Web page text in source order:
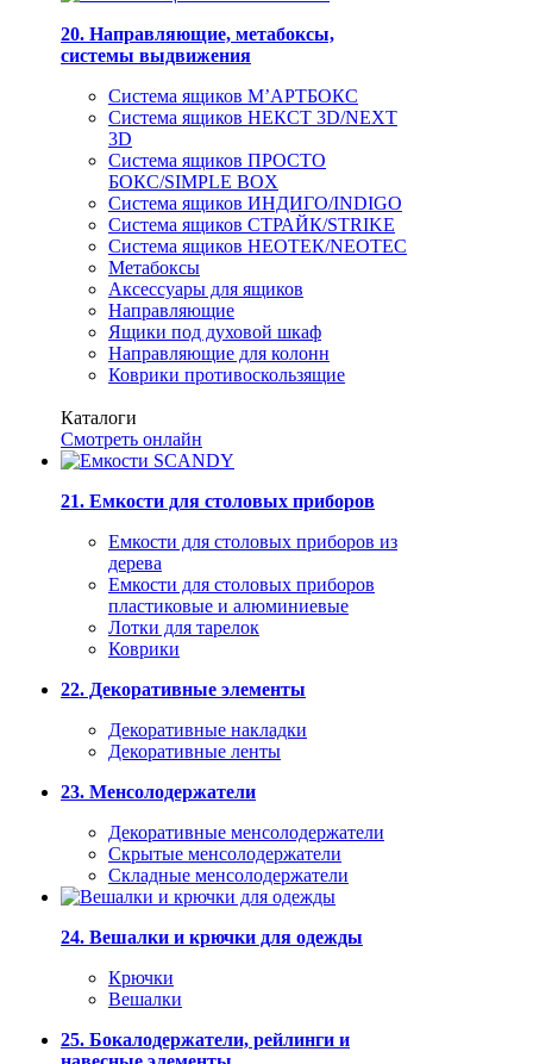
20. Направляющие, метабоксы,
системы выдвижения
Система ящиков М’АРТБОКС
Система ящиков НЕКСТ 3D/NEXT
3D
Система ящиков ПРОСТО
БОКС/SIMPLE BOX
Система ящиков ИНДИГО/INDIGO
Система ящиков СТРАЙК/STRIKE
Система ящиков НЕОТЕК/NEOTEC
Метабоксы
Аксессуары для ящиков
Направляющие
Ящики под духовой шкаф
Направляющие для колонн
Коврики противоскользящие
Каталоги
Смотреть онлайн
21. Емкости для столовых приборов
Емкости для столовых приборов из
дерева
Емкости для столовых приборов
пластиковые и алюминиевые
Лотки для тарелок
Коврики
22. Декоративные элементы
Декоративные накладки
Декоративные ленты
23. Менсолодержатели
Декоративные менсолодержатели
Скрытые менсолодержатели
Складные менсолодержатели
24. Вешалки и крючки для одежды
Крючки
Вешалки
25. Бокалодержатели, рейлинги и